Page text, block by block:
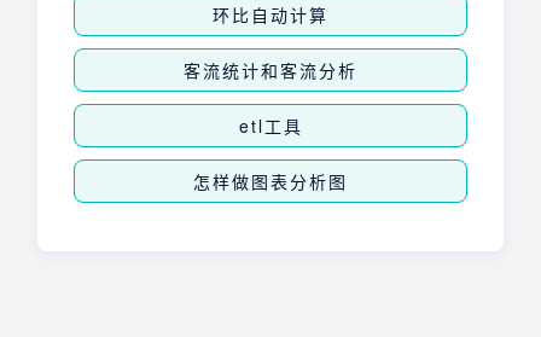
环比自动计算
客流统计和客流分析
etl工具
怎样做图表分析图